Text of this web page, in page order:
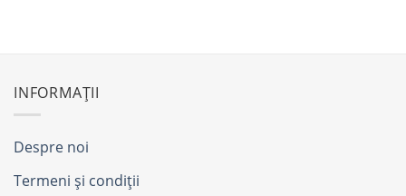
INFORMAȚII
Despre noi
Termeni și condiții